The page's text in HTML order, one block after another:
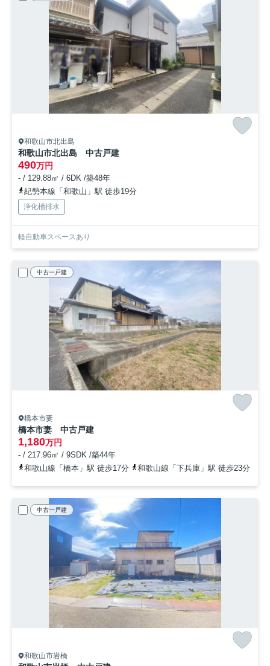
和歌山市北出島
和歌山市北出島 中古戸建
490万円
- / 129.88㎡ / 6DK /築48年
紀勢本線「和歌山」駅 徒歩19分
浄化槽排水
軽自動車スペースあり
中古一戸建
橋本市妻
橋本市妻 中古戸建
1,180万円
- / 217.96㎡ / 9SDK /築44年
和歌山線「橋本」駅 徒歩17分
和歌山線「下兵庫」駅 徒歩23分
中古一戸建
和歌山市岩橋